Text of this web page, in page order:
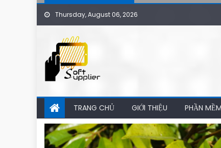
AI agent cho
Phần mềm AI cho
Thursday, August 06, 2026
TRANG CHỦ GIỚI THIỆU PHẦN MỀM